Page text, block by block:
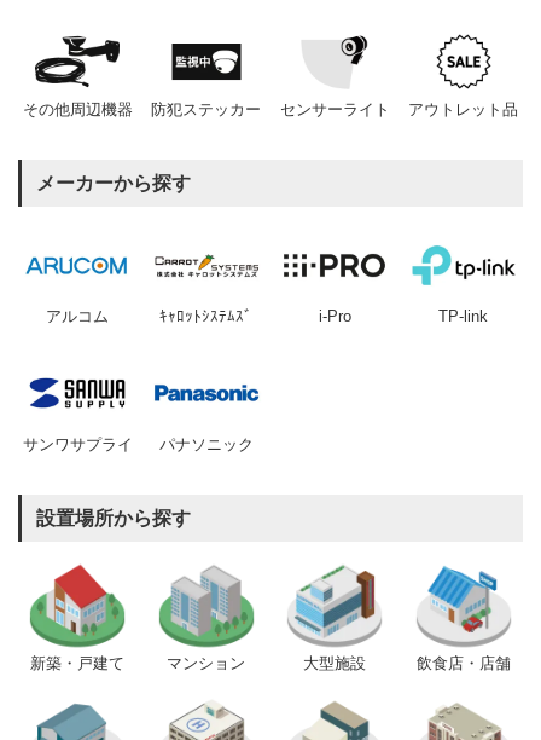
その他周辺機器 防犯ステッカー センサーライト アウトレット品
メーカーから探す
アルコム ｷｬﾛｯﾄｼｽﾃﾑｽﾞ i-Pro TP-link
サンワサプライ パナソニック
設置場所から探す
新築・戸建て マンション 大型施設 飲食店・店舗